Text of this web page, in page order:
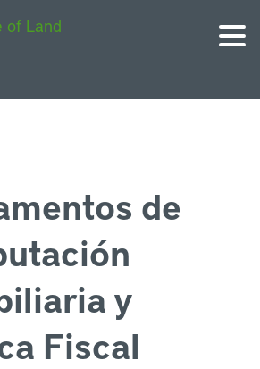
de
y
Fiscal